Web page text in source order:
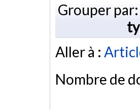
Grouper par:
Aller à :
Nombre de